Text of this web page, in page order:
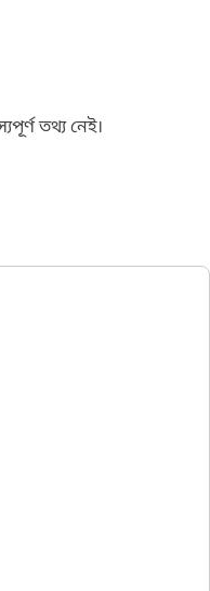
তথ্য নেই।